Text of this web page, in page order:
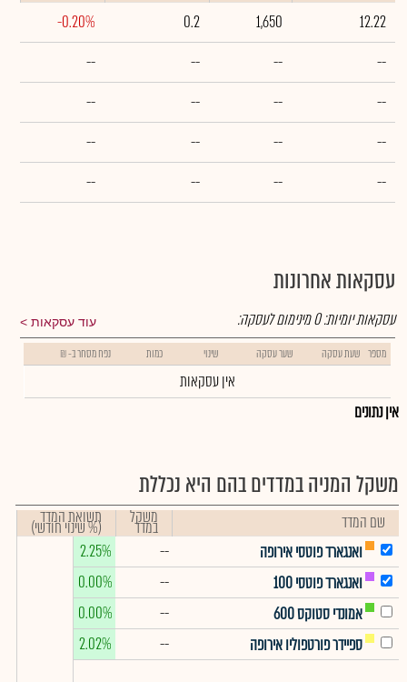
12.22
1,650
0.2
-0.20%
--
--
--
--
--
--
--
--
--
--
--
--
--
--
--
--
עסקאות אחרונות
עוד עסקאות עסקאות יומיות:0מינימום לעסקה:
מספר שעת עסקה שער עסקה שינוי כמות נפח מסחר ב- ₪
אין עסקאות
אין נתונים
משקל המניה במדדים בהם היא נכללת
שם המדד משקל
במדד תשואת המדד
(% שינוי חודשי)
ואנגארד פוטסי אירופה
--
2.25%
ואנגארד פוטסי 100
--
0.00%
אמונדי סטוקס 600
--
0.00%
ספיידר פורטפוליו אירופה
--
2.02%